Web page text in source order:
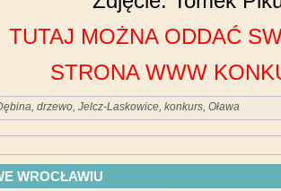
TUTAJ MOŻNA ODDAĆ
STRONA WWW
, drzewo, Jelcz-Laskowice, konkurs, Oława
WROCŁAWIU